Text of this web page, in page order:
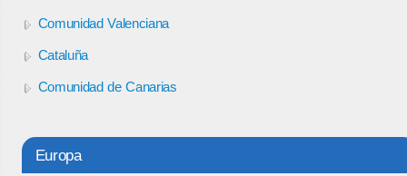
Comunidad Valenciana
Cataluña
Comunidad de Canarias
Europa